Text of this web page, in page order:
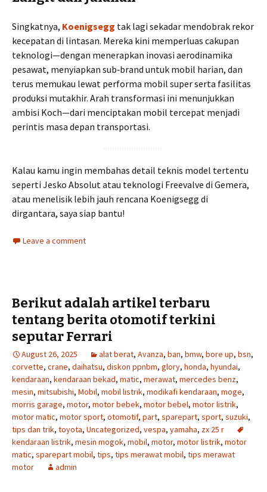
Singkatnya, Koenigsegg tak lagi sekadar mendobrak rekor
kecepatan di lintasan. Mereka kini memperluas cakupan
teknologi—dengan menerapkan inovasi aerodinamika
pesawat, menyiapkan sub‑brand untuk mobil harian, dan
terus memukau lewat performa mobil super serta fasilitas
produksi mutakhir. Arah transformasi ini menunjukkan
ambisi Koch—dari menciptakan mobil tercepat menjadi
perintis masa depan transportasi.
Kalau kamu ingin membahas detail teknis model tertentu
seperti Jesko Absolut atau teknologi Freevalve di Gemera,
atau menelisik lebih jauh rencana Koenigsegg di
dirgantara, saya siap bantu!
Leave a comment
Berikut adalah artikel terbaru
tentang berita otomotif terkini
seputar Ferrari
August 26, 2025 alat berat, Avanza, ban, bmw, bore up, bsn,
corvette, crane, daihatsu, diskon ppnbm, glory, honda, hyundai,
kendaraan, kendaraan bekad, matic, merawat, mercedes benz,
mesin, mitsubishi, Mobil, mobil listrik, modikafi kendaraan, moge,
morris garage, motor, motor bebek, motor bebel, motor listrik,
motor matic, motor sport, otomotif, part, sparepart, sport, suzuki,
tips dan trik, toyota, Uncategorized, vespa, yamaha, zx 25 r
kendaraan listrik, mesin mogok, mobil, motor, motor listrik, motor
matic, sparepart mobil, tips, tips merawat mobil, tips merawat
motor
admin